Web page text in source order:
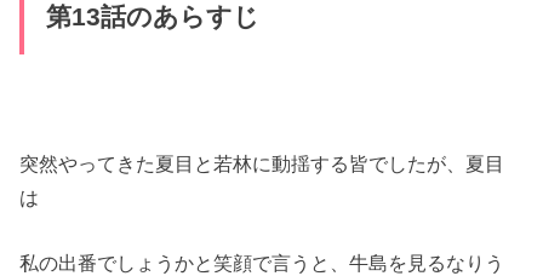
第13話のあらすじ
突然やってきた夏目と若林に動揺する皆でしたが、夏目
は
私の出番でしょうかと笑顔で言うと、牛島を見るなりう